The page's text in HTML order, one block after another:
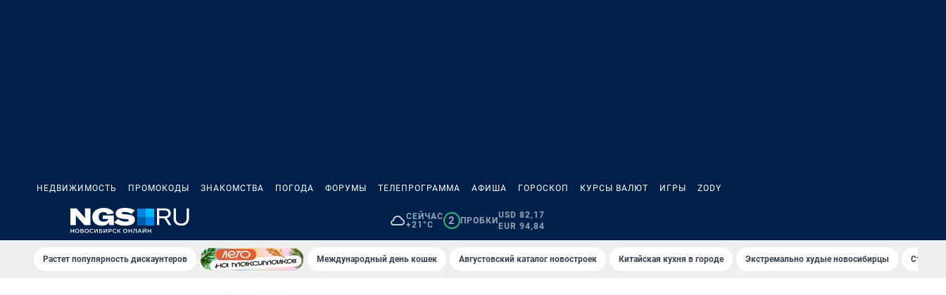
НЕДВИЖИМОСТЬ ПРОМОКОДЫ ЗНАКОМСТВА ПОГОДА ФОРУМЫ ТЕЛЕПРОГРАММА АФИША ГОРОСКОП КУРСЫ ВАЛЮТ ИГРЫ ZODY
СЕЙЧАС
+21°C
2 ПРОБКИ
USD 82,17
EUR 94,84
Растет популярность дискаунтеров Международный день кошек Августовский каталог новостроек Китайская кухня в городе Экстремально худые новосибирцы Старт